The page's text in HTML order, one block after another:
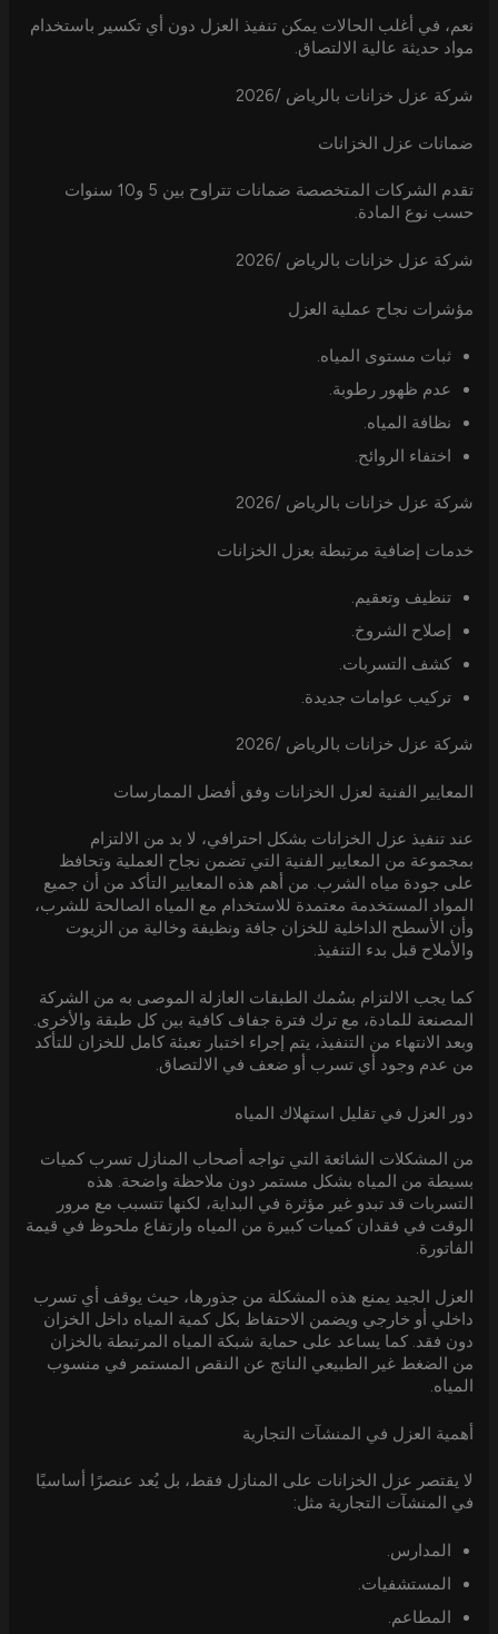
نعم، في أغلب الحالات يمكن تنفيذ العزل دون أي تكسير باستخدام
مواد حديثة عالية الالتصاق.
شركة عزل خزانات بالرياض /2026
ضمانات عزل الخزانات
تقدم الشركات المتخصصة ضمانات تتراوح بين 5 و10 سنوات
حسب نوع المادة.
شركة عزل خزانات بالرياض /2026
مؤشرات نجاح عملية العزل
ثبات مستوى المياه.
عدم ظهور رطوبة.
نظافة المياه.
اختفاء الروائح.
شركة عزل خزانات بالرياض /2026
خدمات إضافية مرتبطة بعزل الخزانات
تنظيف وتعقيم.
إصلاح الشروخ.
كشف التسربات.
تركيب عوامات جديدة.
شركة عزل خزانات بالرياض /2026
المعايير الفنية لعزل الخزانات وفق أفضل الممارسات
عند تنفيذ عزل الخزانات بشكل احترافي، لا بد من الالتزام
بمجموعة من المعايير الفنية التي تضمن نجاح العملية وتحافظ
على جودة مياه الشرب. من أهم هذه المعايير التأكد من أن جميع
المواد المستخدمة معتمدة للاستخدام مع المياه الصالحة للشرب،
وأن الأسطح الداخلية للخزان جافة ونظيفة وخالية من الزيوت
والأملاح قبل بدء التنفيذ.
كما يجب الالتزام بسُمك الطبقات العازلة الموصى به من الشركة
المصنعة للمادة، مع ترك فترة جفاف كافية بين كل طبقة والأخرى.
وبعد الانتهاء من التنفيذ، يتم إجراء اختبار تعبئة كامل للخزان للتأكد
من عدم وجود أي تسرب أو ضعف في الالتصاق.
دور العزل في تقليل استهلاك المياه
من المشكلات الشائعة التي تواجه أصحاب المنازل تسرب كميات
بسيطة من المياه بشكل مستمر دون ملاحظة واضحة. هذه
التسربات قد تبدو غير مؤثرة في البداية، لكنها تتسبب مع مرور
الوقت في فقدان كميات كبيرة من المياه وارتفاع ملحوظ في قيمة
الفاتورة.
العزل الجيد يمنع هذه المشكلة من جذورها، حيث يوقف أي تسرب
داخلي أو خارجي ويضمن الاحتفاظ بكل كمية المياه داخل الخزان
دون فقد. كما يساعد على حماية شبكة المياه المرتبطة بالخزان
من الضغط غير الطبيعي الناتج عن النقص المستمر في منسوب
المياه.
أهمية العزل في المنشآت التجارية
لا يقتصر عزل الخزانات على المنازل فقط، بل يُعد عنصرًا أساسيًا
في المنشآت التجارية مثل:
المدارس.
المستشفيات.
المطاعم.